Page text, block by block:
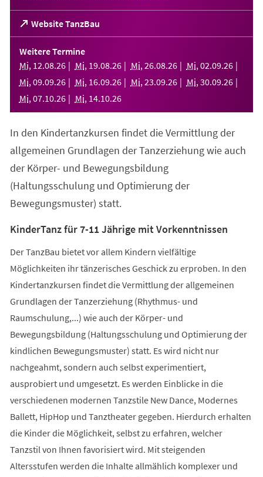
Website TanzBau
(Öffnet
in
einem
neuen
Tab)
Weitere Termine
Mi, 12.08.26 Mi, 19.08.26 Mi, 26.08.26 Mi, 02.09.26
Mi, 09.09.26 Mi, 16.09.26 Mi, 23.09.26 Mi, 30.09.26
Mi, 07.10.26 Mi, 14.10.26
In den Kindertanzkursen findet die Vermittlung der
allgemeinen Grundlagen der Tanzerziehung wie auch
der Körper- und Bewegungsbildung
(Haltungsschulung und Optimierung der
Bewegungsmuster) statt.
KinderTanz für 7-11 Jährige mit Vorkenntnissen
Der TanzBau bietet vor allem Kindern vielfältige
Möglichkeiten ihr tänzerisches Geschick zu erproben. In den
Kindertanzkursen findet die Vermittlung der allgemeinen
Grundlagen der Tanzerziehung (Rhythmus- und
Raumschulung,...) wie auch der Körper- und
Bewegungsbildung (Haltungsschulung und Optimierung der
kindlichen Bewegungsmuster) statt. Es wird nicht nur
nachgeahmt, sondern auch selbst experimentiert,
ausprobiert und umgesetzt. Es werden Einblicke in die
verschiedenen modernen Tanzstile New Dance, Modernes
Ballett, HipHop und Tanztheater gegeben. Hierdurch erhalten
die Kinder die Möglichkeit, selbst zu erfahren, welcher
Tanzstil von Ihnen favorisiert wird. Mit steigenden
Altersstufen werden die Inhalte allmählich komplexer und